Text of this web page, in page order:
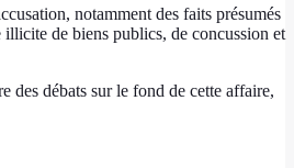
notamment des faits présumés
illicite de biens publics, de concussion et
débats sur le fond de cette affaire,